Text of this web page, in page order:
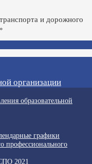
и дорожного
организации
образовательной
графики
профессионального
2021